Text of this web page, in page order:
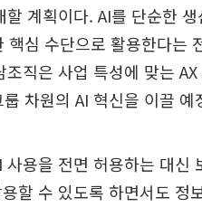
할 계획이다. AI를 단순한
핵심 수단으로 활용한다는
직은 사업 특성에 맞는
차원의 AI 혁신을 이끌 예
사용을 전면 허용하는 대신
할 수 있도록 하면서도 정